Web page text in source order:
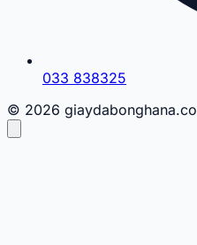
033 838325
© 2026